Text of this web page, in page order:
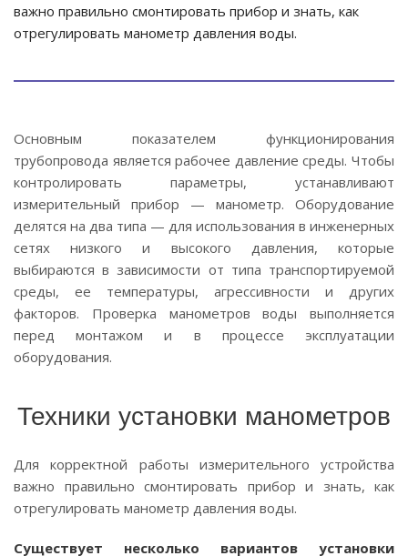
важно правильно смонтировать прибор и знать, как
отрегулировать манометр давления воды.
Основным показателем функционирования
трубопровода является рабочее давление среды. Чтобы
контролировать параметры, устанавливают
измерительный прибор — манометр. Оборудование
делятся на два типа — для использования в инженерных
сетях низкого и высокого давления, которые
выбираются в зависимости от типа транспортируемой
среды, ее температуры, агрессивности и других
факторов. Проверка манометров воды выполняется
перед монтажом и в процессе эксплуатации
оборудования.
Техники установки манометров
Для корректной работы измерительного устройства
важно правильно смонтировать прибор и знать, как
отрегулировать манометр давления воды.
Существует несколько вариантов установки